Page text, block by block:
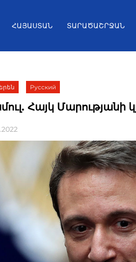
ՀԱՅԱՍՏԱՆ ՏԱՐԱԾԱՇՐՋԱՆ
Русский
Հայկ Մարությանի